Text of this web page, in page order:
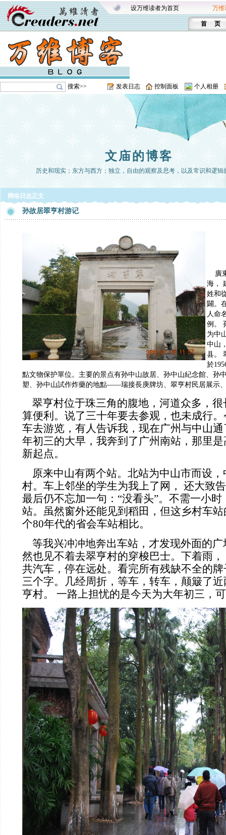
设万维读者为首页 万维
首 页
搜索>> 发表日志 控制面板 个人相册
文庙的博客
历史和现实；东方与西方；独立，自由的观察及思考，以及常识和逻辑
网络日志正文
孙故居翠亨村游记
廣
海，
姓和
闢。
人命
例。
为中
中山
县。
於
點文物保护單位。主要的景点有孙中山故居、孙中山紀念館、孙
塑、孙中山試作炸藥的地點——瑞接長庚牌坊、翠亨村民居展示
翠亨村位于珠三角的腹地，河道众多，很
算便利。说了三十年要去参观，也未成行
车去游览，有人告诉我，现在广州与中山
年初三的大早，我奔到了广州南站，那里
新起点。
原来中山有两个站。北站为中山市而设，
村。车上邻坐的学生为我上了网， 还大致
最后仍不忘加一句：“没看头”。不需一小
站。虽然窗外还能见到稻田，但这乡村车
个80年代的省会车站相比。
等我兴冲冲地奔出车站，才发现外面的广
然也见不着去翠亨村的穿梭巴士。下着雨
共汽车，停在远处。看完所有残缺不全的
三个字。几经周折，等车，转车，颠簸了
亨村。 一路上担忧的是今天为大年初三，